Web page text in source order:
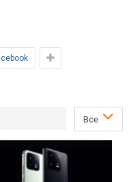
Все